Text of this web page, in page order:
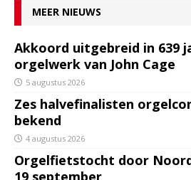
MEER NIEUWS
Akkoord uitgebreid in 639
orgelwerk van John Cage
5 augustus 2026
Zes halvefinalisten
bekend
4 augustus 2026
Orgelfietstocht door
19 september